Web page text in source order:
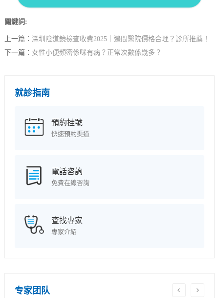
關鍵詞:
上一篇： 深圳陰道鏡檢查收費2025｜邊間醫院價格合理？診所推薦！
下一篇： 女性小便頻密係咪有病？正常次數係幾多？
就診指南
預約挂號
快速預約渠道
電話咨詢
免費在線咨詢
查找專家
專家介紹
专家团队